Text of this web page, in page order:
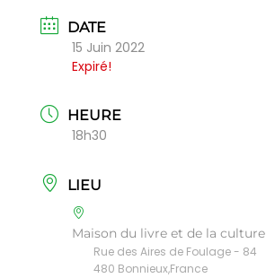
DATE
15 Juin 2022
Expiré!
HEURE
18h30
LIEU
Maison du livre et de la culture
Rue des Aires de Foulage - 84
480 Bonnieux,France